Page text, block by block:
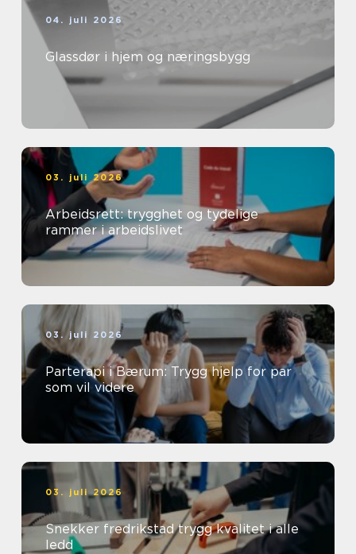
04. juli 2026
Glassdør i hjem og næringsbygg
03. juli 2026
Arbeidsrett: trygghet og tydelige
rammer i arbeidslivet
03. juli 2026
Parterapi i Bærum: Trygg hjelp for par
som vil videre
03. juli 2026
Snekker fredrikstad trygg kvalitet i alle
ledd